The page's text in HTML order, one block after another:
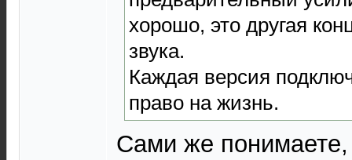
хорошо, это другая
звука.
Каждая версия
право на жизнь.
Сами же понимаете,